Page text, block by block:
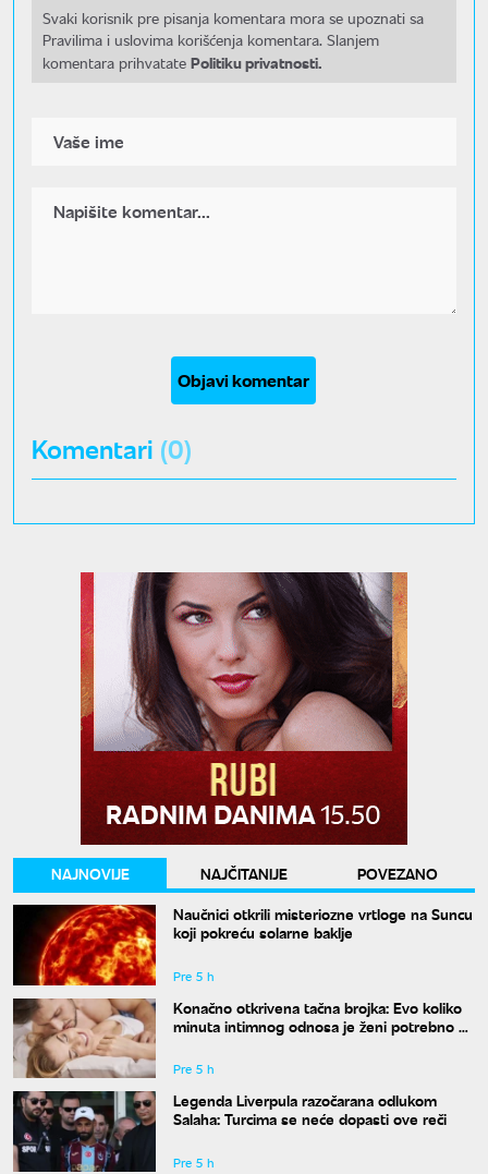
Svaki korisnik pre pisanja komentara mora se upoznati sa
Pravilima i uslovima korišćenja komentara. Slanjem
komentara prihvatate Politiku privatnosti.
Objavi komentar
Komentari (0)
NAJNOVIJE NAJČITANIJE
POVEZANO
Naučnici otkrili misteriozne vrtloge na Suncu
koji pokreću solarne baklje
Pre 5 h
Konačno otkrivena tačna brojka: Evo koliko
minuta intimnog odnosa je ženi potrebno da
Pre 5 h
Legenda Liverpula razočarana odlukom
Salaha: Turcima se neće dopasti ove reči
Pre 5 h